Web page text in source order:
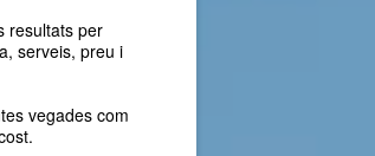
resultats per
serveis, preu i
vegades com